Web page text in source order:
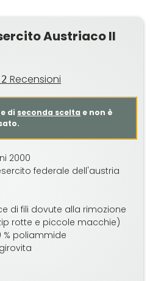
Austriaco II
2 Recensioni
di seconda scelta e non è
2000
federale dell'austria
di fili dovute alla rimozione
rotte e piccole macchie)
% poliammide